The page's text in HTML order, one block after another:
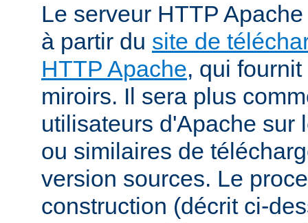
Le serveur HTTP
à partir du site de
HTTP Apache, qui
miroirs. Il sera plus
utilisateurs d'Apache sur
ou similaires de
version sources. Le
construction (décrit ci-